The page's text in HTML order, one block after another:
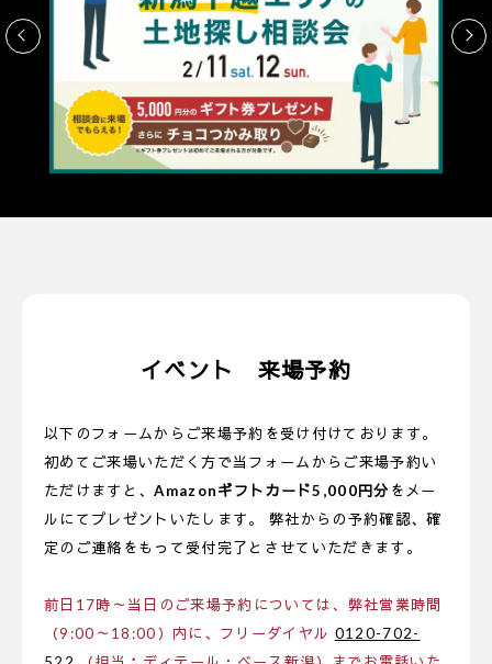
イベント 来場予約
以下のフォームからご来場予約を受け付けております。
初めてご来場いただく方で当フォームからご来場予約い
ただけますと、Amazonギフトカード5,000円分をメー
ルにてプレゼントいたします。 弊社からの予約確認、確
定のご連絡をもって受付完了とさせていただきます。
前日17時～当日のご来場予約については、弊社営業時間
（9:00～18:00）内に、フリーダイヤル 0120-702-